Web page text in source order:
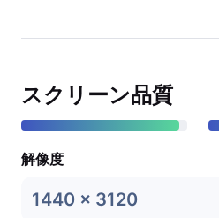
スクリーン品質
解像度
1440 x 3120